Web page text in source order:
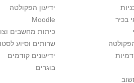
בכיר
ידיעון הפקולטה
Moodle
כיתות מחשבים
שרותים וסיוע
ידיעונים קודמים
בוגרים